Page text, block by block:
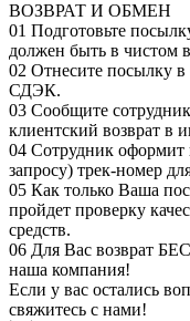
ВОЗВРАТ И ОБМЕН
01 Подготовьте
должен быть в чистом
02 Отнесите посылку
СДЭК.
03 Сообщите
клиентский возврат в
04 Сотрудник оформит
запросу) трек-номер
05 Как только Ваша
пройдет проверку
средств.
06 Для Вас возврат
наша компания!
Если у вас остались
свяжитесь с нами!